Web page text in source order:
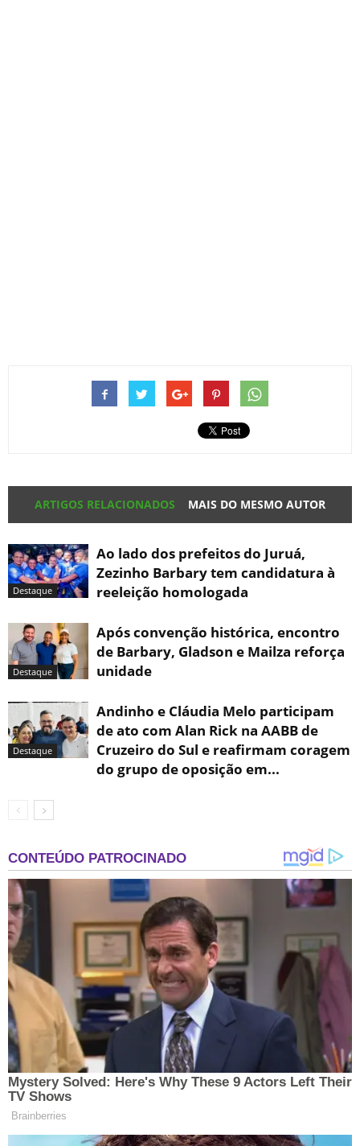
ARTIGOS RELACIONADOS MAIS DO MESMO AUTOR
Destaque
Ao lado dos prefeitos do Juruá,
Zezinho Barbary tem candidatura à
reeleição homologada
Destaque
Após convenção histórica, encontro
de Barbary, Gladson e Mailza reforça
unidade
Destaque
Andinho e Cláudia Melo participam
de ato com Alan Rick na AABB de
Cruzeiro do Sul e reafirmam coragem
do grupo de oposição em...